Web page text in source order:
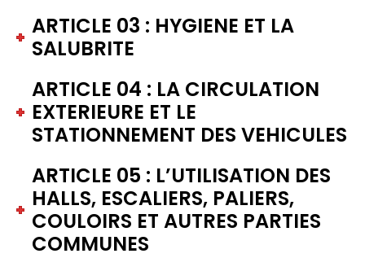
ARTICLE 03 : HYGIENE ET LA
SALUBRITE
ARTICLE 04 : LA CIRCULATION
EXTERIEURE ET LE
STATIONNEMENT DES VEHICULES
ARTICLE 05 : L’UTILISATION DES
HALLS, ESCALIERS, PALIERS,
COULOIRS ET AUTRES PARTIES
COMMUNES